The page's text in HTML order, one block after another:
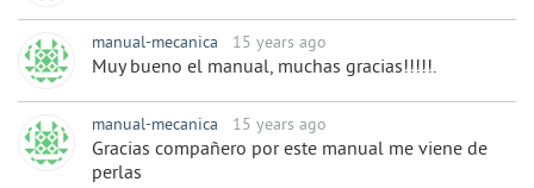
manual-mecanica 15 years ago
Muy bueno el manual, muchas gracias!!!!!.
manual-mecanica 15 years ago
Gracias compañero por este manual me viene de
perlas